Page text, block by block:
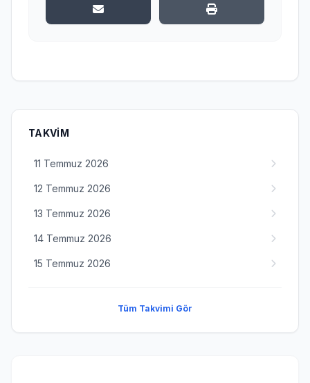
TAKVIM
11 Temmuz 2026
12 Temmuz 2026
13 Temmuz 2026
14 Temmuz 2026
15 Temmuz 2026
Tüm Takvimi Gör